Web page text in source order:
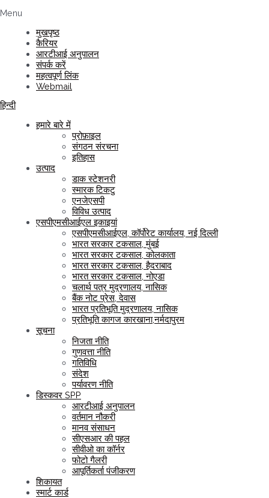
Menu
मुखपृष्ठ
कैरियर
आरटीआई अनुपालन
संपर्क करें
महत्वपूर्ण लिंक
Webmail
हिन्दी
हमारे बारे में
प्रोफ़ाइल
संगठन संरचना
इतिहास
उत्पाद
डाक स्टेशनरी
स्मारक टिकटु
एनजेएसपी
विविध उत्पाद
एसपीएमसीआईएल इकाइयां
एसपीएमसीआईएल, कॉर्पोरेट कार्यालय, नई दिल्ली
भारत सरकार टकसाल, मुंबई
भारत सरकार टकसाल, कोलकाता
भारत सरकार टकसाल, हैदराबाद
भारत सरकार टकसाल, नोएडा
चलार्थ पत्र मुद्रणालय, नासिक
बैंक नोट प्रेस, देवास
भारत प्रतिभूति मुद्रणालय, नासिक
प्रतिभूति कागज कारखाना,नर्मदापुरम
सूचना
निजता नीति
गुणवत्ता नीति
गतिविधि
संदेश
पर्यावरण नीति
डिस्कवर SPP
आरटीआई अनुपालन
वर्तमान नौकरी
मानव संसाधन
सीएसआर की पहल
सीवीओ का कॉर्नर
फोटो गैलरी
आपूर्तिकर्ता पंजीकरण
शिकायत
स्‍मार्ट कार्ड